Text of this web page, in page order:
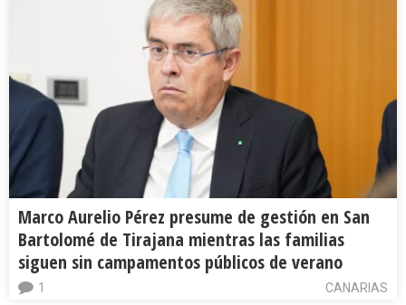
Marco Aurelio Pérez presume de gestión en San
Bartolomé de Tirajana mientras las familias
siguen sin campamentos públicos de verano
CANARIAS
1